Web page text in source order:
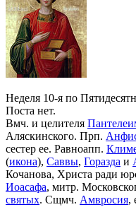
Неделя 10-я по
Поста нет.
Вмч. и целителя
Аляскинского. Прп.
сестер ее. Равноапп.
(икона), Саввы, Горазда и
Кочанова, Христа ради
Иоасафа, митр.
святых. Сщмч. Амвросия,